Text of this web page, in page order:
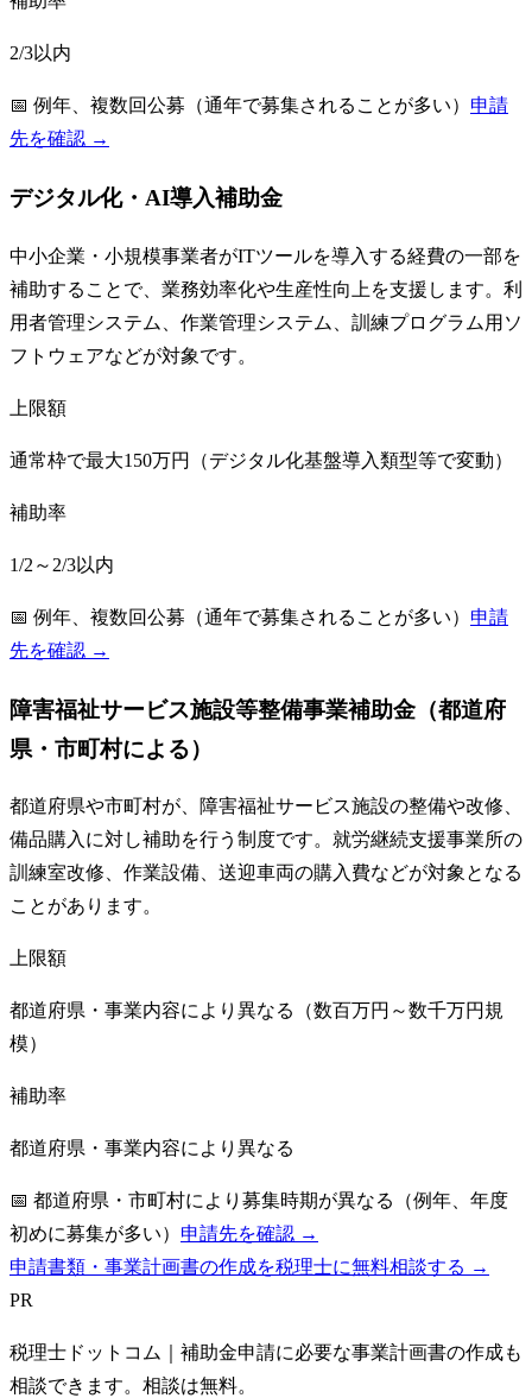
2/3以内
📅 例年、複数回公募（通年で募集されることが多い） 申請
先を確認 →
デジタル化・AI導入補助金
中小企業・小規模事業者がITツールを導入する経費の一部を
補助することで、業務効率化や生産性向上を支援します。利
用者管理システム、作業管理システム、訓練プログラム用ソ
フトウェアなどが対象です。
上限額
通常枠で最大150万円（デジタル化基盤導入類型等で変動）
補助率
1/2～2/3以内
📅 例年、複数回公募（通年で募集されることが多い） 申請
先を確認 →
障害福祉サービス施設等整備事業補助金（都道府
県・市町村による）
都道府県や市町村が、障害福祉サービス施設の整備や改修、
備品購入に対し補助を行う制度です。就労継続支援事業所の
訓練室改修、作業設備、送迎車両の購入費などが対象となる
ことがあります。
上限額
都道府県・事業内容により異なる（数百万円～数千万円規
模）
補助率
都道府県・事業内容により異なる
📅 都道府県・市町村により募集時期が異なる（例年、年度
初めに募集が多い） 申請先を確認 →
申請書類・事業計画書の作成を税理士に無料相談する →
PR
税理士ドットコム
｜補助金申請に必要な事業計画書の作成も
相談できます。相談は無料。